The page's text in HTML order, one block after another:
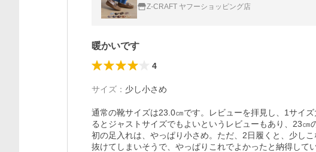
Z-CRAFT ヤフーショッピング店
暖かいです
4
サイズ ： 少し小さめ
通常の靴サイズは23.0㎝です。レビューを拝見し、1サイ
るとジャストサイズでもよいというレビューもあり、23㎝
初の足入れは、やっぱり小さめ。ただ、2日履くと、少し
抜けてしまいそうで、やっぱりこれでよかったと納得してい